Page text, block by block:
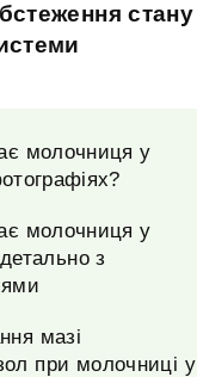
стану
молочниця у
молочниця у
з
мазі
при молочниці у